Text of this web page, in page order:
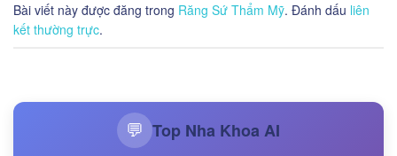
Bài viết này được đăng trong Răng Sứ Thẩm Mỹ. Đánh dấu liên
kết thường trực.
💬 Top Nha Khoa AI